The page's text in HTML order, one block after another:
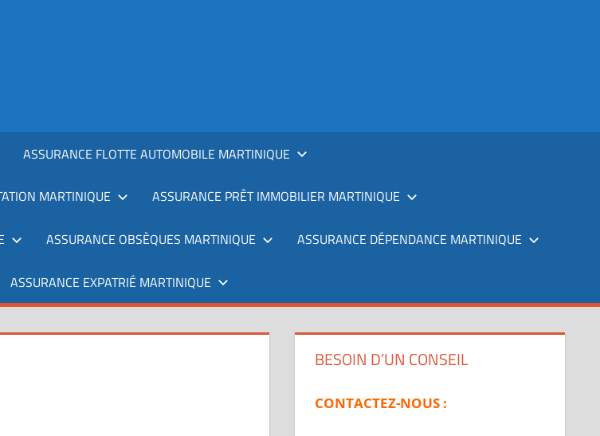
ASSURANCE FLOTTE AUTOMOBILE MARTINIQUE
MARTINIQUE ASSURANCE PRÊT IMMOBILIER MARTINIQUE
ASSURANCE OBSÈQUES MARTINIQUE ASSURANCE DÉPENDANCE MARTINIQUE
ASSURANCE EXPATRIÉ MARTINIQUE
BESOIN D’UN CONSEIL
CONTACTEZ-NOUS :